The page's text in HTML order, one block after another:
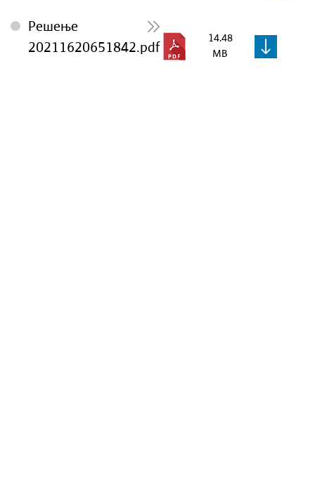
Решење
20211620651842.pdf
14.48
MB